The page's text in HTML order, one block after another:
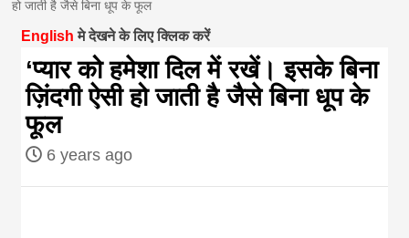
magazine of
Nepal brings
news in hindi
हो जाती है जैसे बिना धूप के फूल
English मे देखने के लिए क्लिक करें
‘प्यार को हमेशा दिल में रखें। इसके बिना
ज़िंदगी ऐसी हो जाती है जैसे बिना धूप के
फूल
6 years ago